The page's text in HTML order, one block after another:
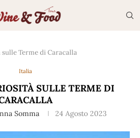
Terme di Caracalla
Italia
SULLE TERME DI
Somma 24 Agosto 2023